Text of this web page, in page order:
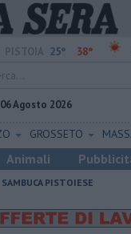
25° 38°
06 Agosto 2026
GROSSETO
Animali
SAMBUCA PISTOIESE